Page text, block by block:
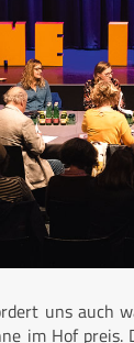
uns auch
im Hof